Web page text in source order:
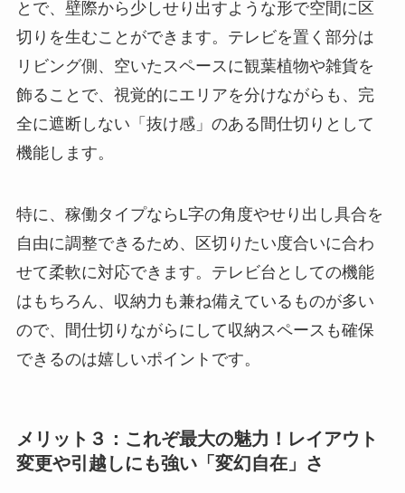
とで、壁際から少しせり出すような形で空間に区
切りを生むことができます。テレビを置く部分は
リビング側、空いたスペースに観葉植物や雑貨を
飾ることで、視覚的にエリアを分けながらも、完
全に遮断しない「抜け感」のある間仕切りとして
機能します。
特に、稼働タイプならL字の角度やせり出し具合を
自由に調整できるため、区切りたい度合いに合わ
せて柔軟に対応できます。テレビ台としての機能
はもちろん、収納力も兼ね備えているものが多い
ので、間仕切りながらにして収納スペースも確保
できるのは嬉しいポイントです。
メリット３：これぞ最大の魅力！レイアウト
変更や引越しにも強い「変幻自在」さ